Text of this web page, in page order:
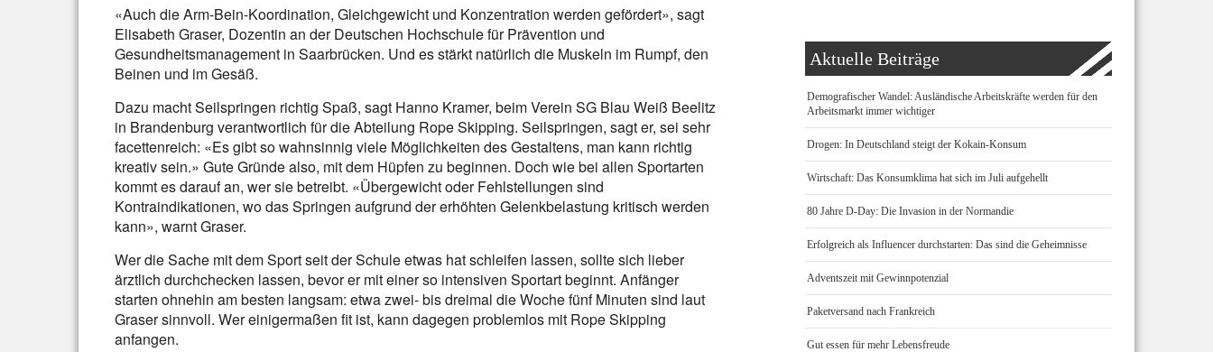
«Auch die Arm-Bein-Koordination, Gleichgewicht und Konzentration werden gefördert», sagt
Elisabeth Graser, Dozentin an der Deutschen Hochschule für Prävention und
Gesundheitsmanagement in Saarbrücken. Und es stärkt natürlich die Muskeln im Rumpf, den
Beinen und im Gesäß.
Dazu macht Seilspringen richtig Spaß, sagt Hanno Kramer, beim Verein SG Blau Weiß Beelitz
in Brandenburg verantwortlich für die Abteilung Rope Skipping. Seilspringen, sagt er, sei sehr
facettenreich: «Es gibt so wahnsinnig viele Möglichkeiten des Gestaltens, man kann richtig
kreativ sein.» Gute Gründe also, mit dem Hüpfen zu beginnen. Doch wie bei allen Sportarten
kommt es darauf an, wer sie betreibt. «Übergewicht oder Fehlstellungen sind
Kontraindikationen, wo das Springen aufgrund der erhöhten Gelenkbelastung kritisch werden
kann», warnt Graser.
Wer die Sache mit dem Sport seit der Schule etwas hat schleifen lassen, sollte sich lieber
ärztlich durchchecken lassen, bevor er mit einer so intensiven Sportart beginnt. Anfänger
starten ohnehin am besten langsam: etwa zwei- bis dreimal die Woche fünf Minuten sind laut
Graser sinnvoll. Wer einigermaßen fit ist, kann dagegen problemlos mit Rope Skipping
anfangen.
Aktuelle Beiträge
Demografischer Wandel: Ausländische Arbeitskräfte werden für den
Arbeitsmarkt immer wichtiger
Drogen: In Deutschland steigt der Kokain-Konsum
Wirtschaft: Das Konsumklima hat sich im Juli aufgehellt
80 Jahre D-Day: Die Invasion in der Normandie
Erfolgreich als Influencer durchstarten: Das sind die Geheimnisse
Adventszeit mit Gewinnpotenzial
Paketversand nach Frankreich
Gut essen für mehr Lebensfreude